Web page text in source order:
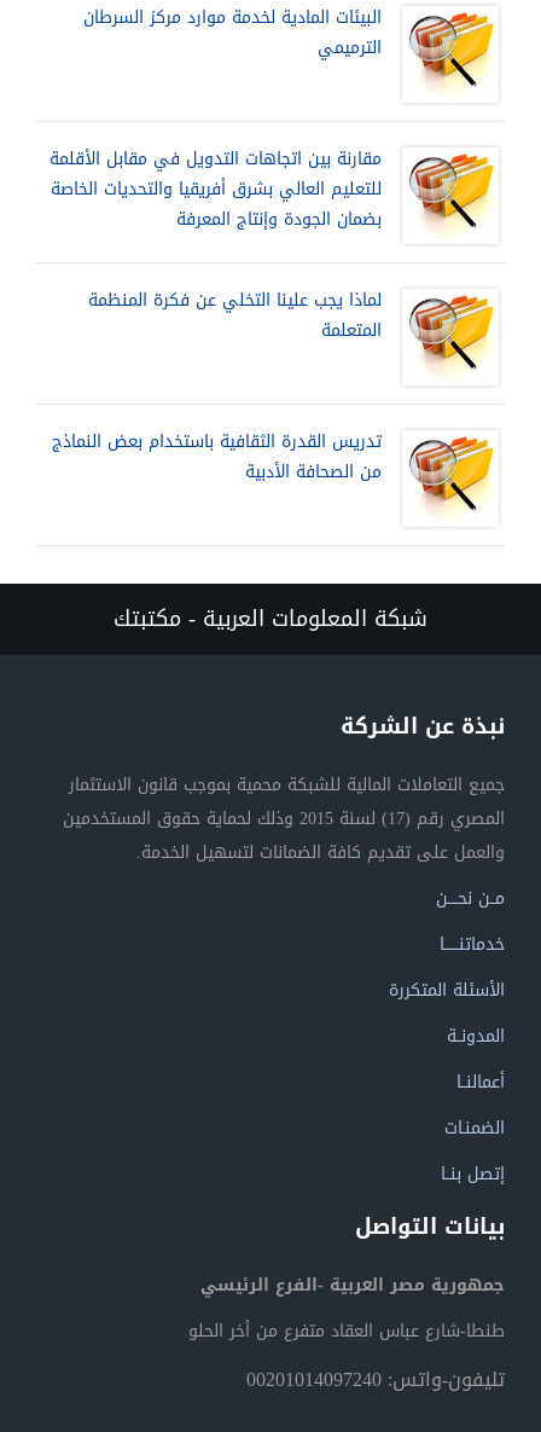
البيئات المادية لخدمة موارد مركز السرطان
الترميمي
مقارنة بين اتجاهات التدويل في مقابل الأقلمة
للتعليم العالي بشرق أفريقيا والتحديات الخاصة
بضمان الجودة وإنتاج المعرفة
لماذا يجب علينا التخلي عن فكرة المنظمة
المتعلمة
تدريس القدرة الثقافية باستخدام بعض النماذج
من الصحافة الأدبية
شبكة المعلومات العربية - مكتبتك
نبذة عن الشركة
جميع التعاملات المالية للشبكة محمية بموجب قانون الاستثمار
المصري رقم (17) لسنة 2015 وذلك لحماية حقوق المستخدمين
والعمل على تقديم كافة الضمانات لتسهيل الخدمة.
مــن نحــــن
خدماتنــــــا
الأسئلة المتكررة
المدونــة
أعمالنــا
الضمنـات
إتصل بنــا
بيانات التواصل
جمهورية مصر العربية -الفرع الرئيسي
طنطا-شارع عباس العقاد متفرع من أخر الحلو
تليفون-واتس: 00201014097240